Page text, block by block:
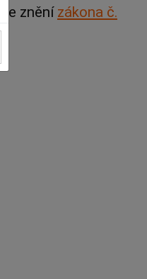
, ve znění zákona č.